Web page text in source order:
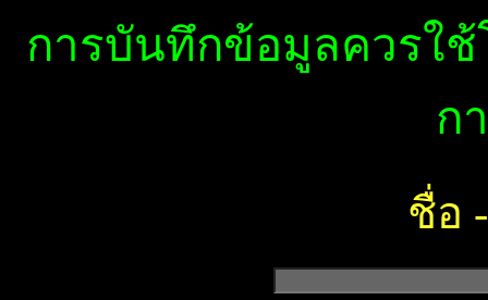
การบันทึกข้อมูลควรใช้
ก
ชื่อ